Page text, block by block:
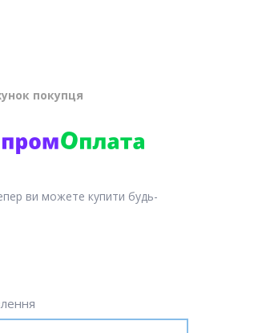
покупця
ви можете купити будь-